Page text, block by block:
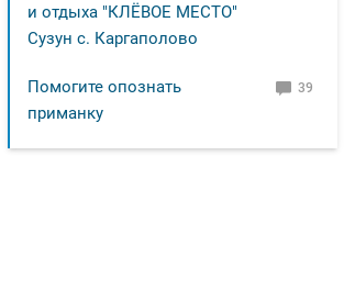
и отдыха "КЛЁВОЕ МЕСТО"
Сузун с. Каргаполово
Помогите опознать
приманку
39